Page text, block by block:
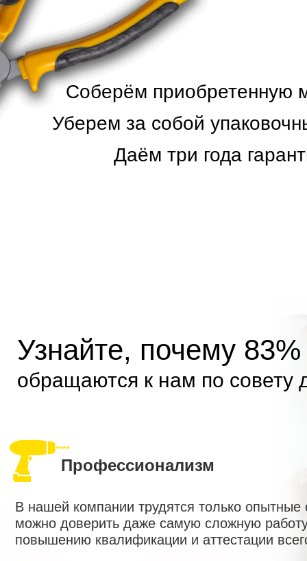
Узнайте, почему
обращаются к нам по совету
Соберём приобретенную
Уберем за собой
Даём три года
В нашей компании трудятся только
можно доверить даже самую сложную
повышению квалификации и аттестации
Профессионализм